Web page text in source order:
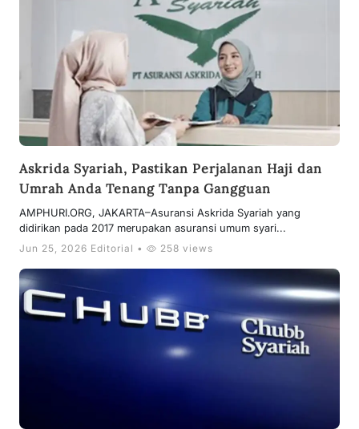
Askrida Syariah, Pastikan Perjalanan Haji dan
Umrah Anda Tenang Tanpa Gangguan
AMPHURI.ORG, JAKARTA–Asuransi Askrida Syariah yang
didirikan pada 2017 merupakan asuransi umum syari...
Jun 25, 2026 Editorial • 258 views